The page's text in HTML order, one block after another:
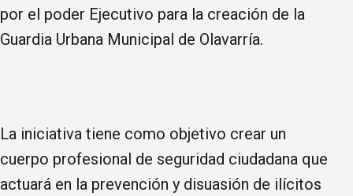
por el poder Ejecutivo para la creación de la
Guardia Urbana Municipal de Olavarría.
La iniciativa tiene como objetivo crear un
cuerpo profesional de seguridad ciudadana que
actuará en la prevención y disuasión de ilícitos